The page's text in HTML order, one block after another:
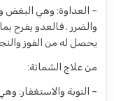
– العداوة: وهي البغض
والضرر . فالعدو يفرح
يحصل له من الفوز
من علاج الشماتة:
– التوبة والاستغفار: